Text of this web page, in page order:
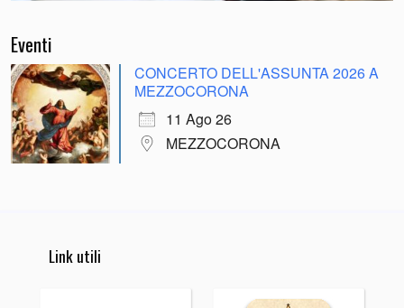
Eventi
CONCERTO DELL'ASSUNTA 2026 A
MEZZOCORONA
11 Ago 26
MEZZOCORONA
Link utili